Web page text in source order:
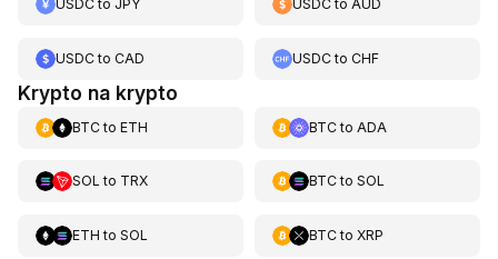
USDCto JPY USDCtoAUD
USDCto CAD USDCtoCHF
Krypto na krypto
BTCto ETH BTCto ADA
SOL to TRX BTCto SOL
ETH to SOL BTCto XRP